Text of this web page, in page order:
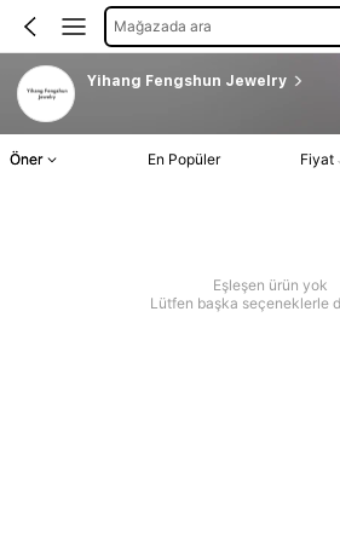
Mağazada ara
Yihang Fengshun Jewelry
Öner En Popüler Fiyat
Eşleşen ürün yok
Lütfen başka seçeneklerle